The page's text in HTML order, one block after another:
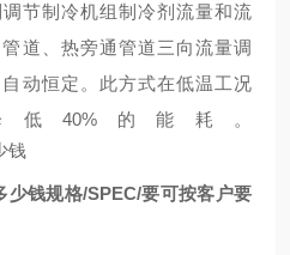
节制冷机组制冷剂流量和流
道、热旁通管道三向流量调
动恒定。此方式在低温工况
40%的能耗。
少钱规格/SPEC/要可按客户要